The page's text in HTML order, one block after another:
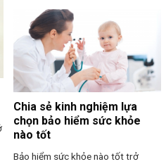
Chia sẻ kinh nghiệm lựa
chọn bảo hiểm sức khỏe
nào tốt
Bảo hiểm sức khỏe nào tốt trở